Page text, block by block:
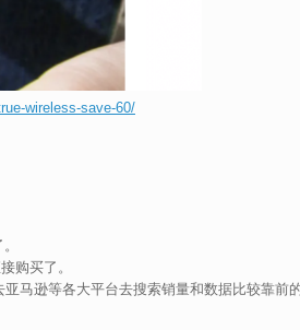
wireless-save-60/
购买了。
马逊等各大平台去搜索销量和数据比较靠前